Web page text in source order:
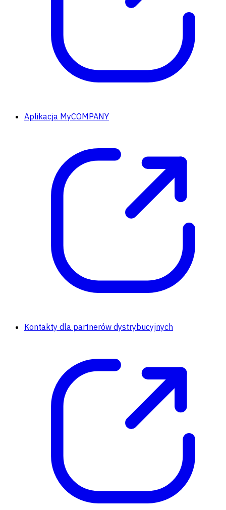
Aplikacja MyCOMPANY
Kontakty dla partnerów dystrybucyjnych